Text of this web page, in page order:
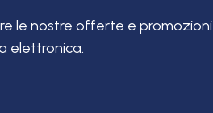
le nostre offerte e promozioni
elettronica.